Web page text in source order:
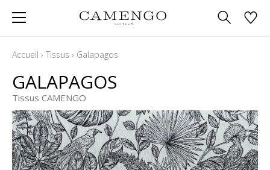
Accueil › Tissus › Galapagos
GALAPAGOS
Tissus CAMENGO